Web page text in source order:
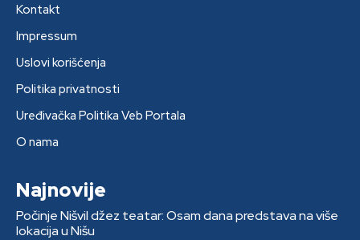
Kontakt
Impressum
Uslovi korišćenja
Politika privatnosti
Uređivačka Politika Veb Portala
O nama
Najnovije
Počinje Nišvil džez teatar: Osam dana predstava na više
lokacija u Nišu